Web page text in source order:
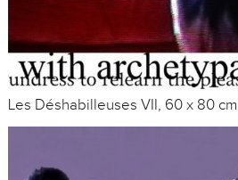
Les Déshabilleuses VII, 60 x 80 cm